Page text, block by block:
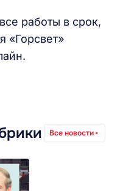
работы в срок,
«Горсвет»
Все новости